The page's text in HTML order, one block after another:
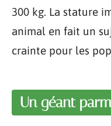
300 kg. La stature
animal en fait un
crainte pour les
Un géant